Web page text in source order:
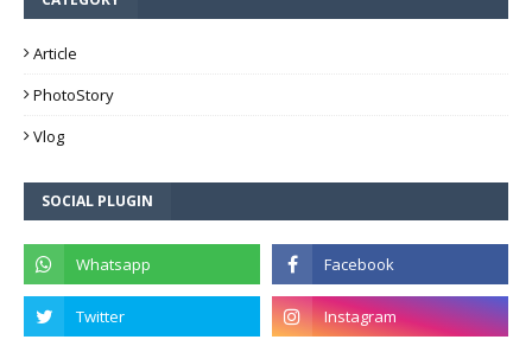
Article
PhotoStory
Vlog
SOCIAL PLUGIN